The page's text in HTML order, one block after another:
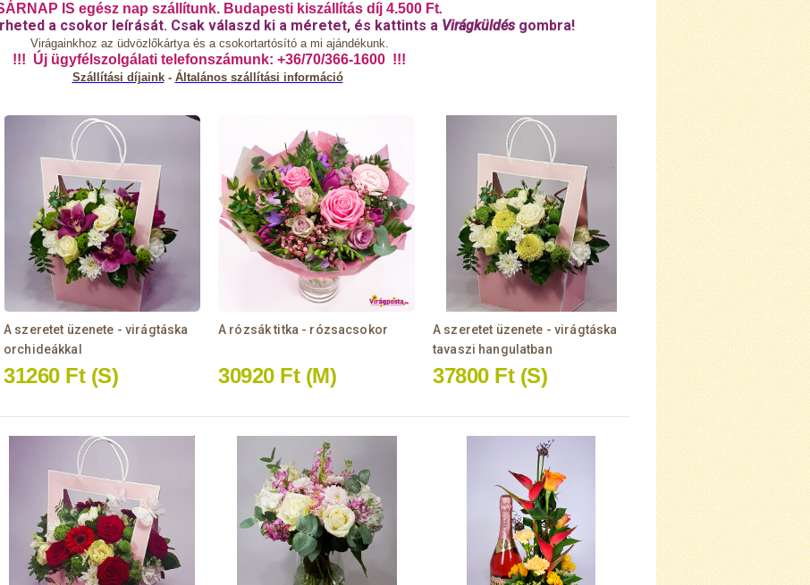
IS egész nap szállítunk. Budapesti kiszállítás díj 4.500 Ft.
a csokor leírását. Csak válaszd ki a méretet, és kattints a Virágküldés gombra!
Virágainkhoz az üdvözlőkártya és a csokortartósító a mi ajándékunk.
!!! Új ügyfélszolgálati telefonszámunk: +36/70/366-1600 !!!
Szállítási díjaink - Általános szállítási információ
A szeretet üzenete - virágtáska
orchideákkal
31260 Ft (S)
A rózsák titka - rózsacsokor
30920 Ft (M)
A szeretet üzenete - virágtáska
tavaszi hangulatban
37800 Ft (S)